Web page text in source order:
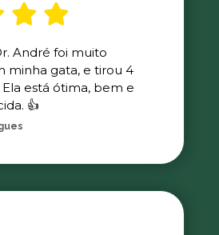
André foi muito
minha gata, e tirou 4
está ótima, bem e
👍